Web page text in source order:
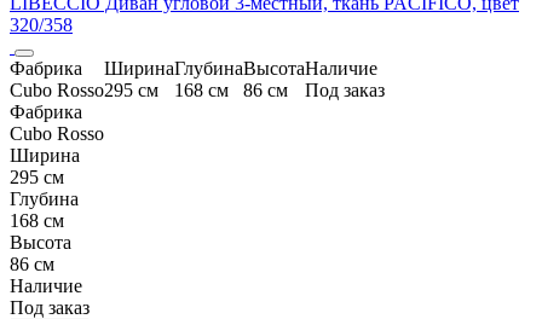
320/358
Фабрика
Cubo Rosso
Ширина
295 см
Глубина
168 см
Высота
86 см
Наличие
Под заказ
Фабрика
Cubo Rosso
Ширина
295 см
Глубина
168 см
Высота
86 см
Наличие
Под заказ